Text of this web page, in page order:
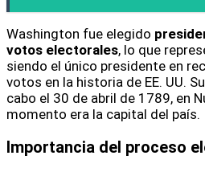
Washington fue elegido
votos electorales, lo que
siendo el único presidente en
votos en la historia de EE. UU. Su
cabo el 30 de abril de 1789, en
momento era la capital del país.
Importancia del proceso